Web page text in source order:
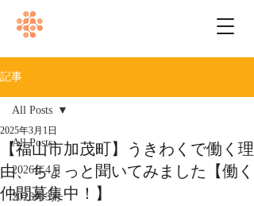
記事
All Posts
2026年4月
2026年3月
All Posts
【福山市加茂町】うきわくで働く理
由、ちょっと聞いてみました【働く
仲間募集中！】
2025年3月1日